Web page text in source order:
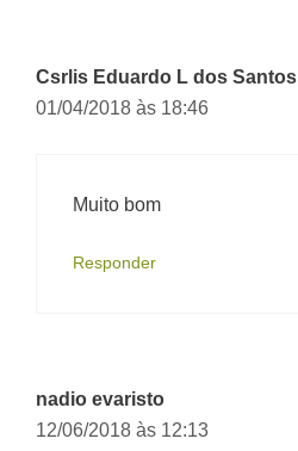
Csrlis Eduardo L dos Santos
01/04/2018 às 18:46
Muito bom
Responder
nadio evaristo
12/06/2018 às 12:13